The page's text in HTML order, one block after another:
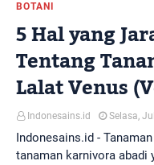
BOTANI
5 Hal yang
Tentang
Lalat Venus
Indonesains.id Selasa,
Indonesains.id -
tanaman karnivora abadi